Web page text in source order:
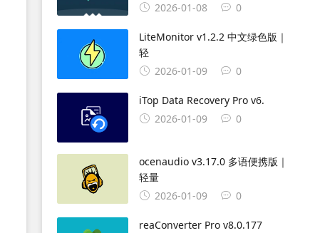
2026-01-08
0
LiteMonitor v1.2.2 中文绿色版｜
轻
2026-01-09
0
iTop Data Recovery Pro v6.
2026-01-09
0
ocenaudio v3.17.0 多语便携版｜
轻量
2026-01-09
0
reaConverter Pro v8.0.177